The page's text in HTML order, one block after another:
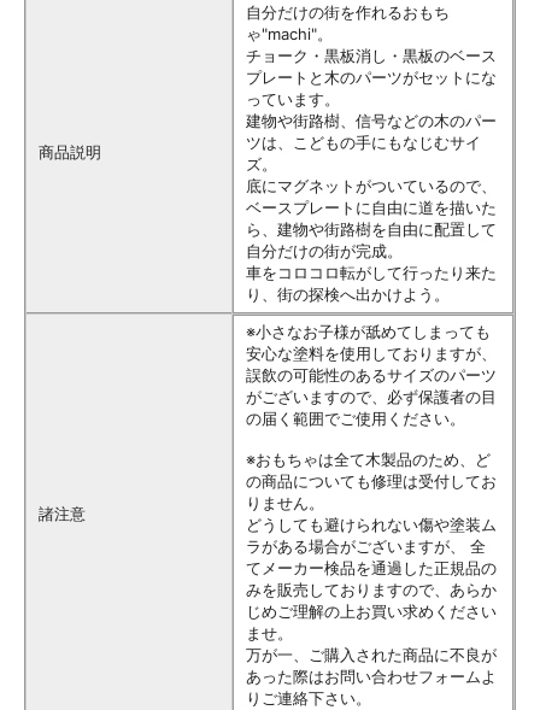
商品説明
自分だけの街を作れるおもち
ゃ"machi"。
チョーク・黒板消し・黒板のベース
プレートと木のパーツがセットにな
っています。
建物や街路樹、信号などの木のパー
ツは、こどもの手にもなじむサイ
ズ。
底にマグネットがついているので、
ベースプレートに自由に道を描いた
ら、建物や街路樹を自由に配置して
自分だけの街が完成。
車をコロコロ転がして行ったり来た
り、街の探検へ出かけよう。
諸注意
※小さなお子様が舐めてしまっても
安心な塗料を使用しておりますが、
誤飲の可能性のあるサイズのパーツ
がございますので、必ず保護者の目
の届く範囲でご使用ください。
※おもちゃは全て木製品のため、ど
の商品についても修理は受付してお
りません。
どうしても避けられない傷や塗装ム
ラがある場合がございますが、 全
てメーカー検品を通過した正規品の
みを販売しておりますので、あらか
じめご理解の上お買い求めください
ませ。
万が一、ご購入された商品に不良が
あった際はお問い合わせフォームよ
りご連絡下さい。